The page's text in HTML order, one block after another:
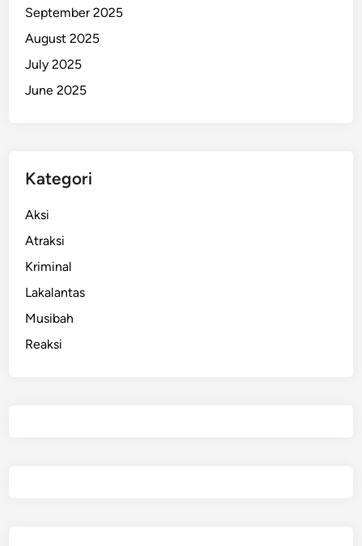
September 2025
August 2025
July 2025
June 2025
Kategori
Aksi
Atraksi
Kriminal
Lakalantas
Musibah
Reaksi